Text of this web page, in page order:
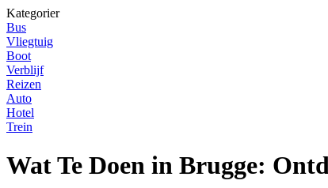
Kategorier
Bus
Vliegtuig
Boot
Verblijf
Reizen
Auto
Hotel
Trein
Wat Te Doen in Brugge: